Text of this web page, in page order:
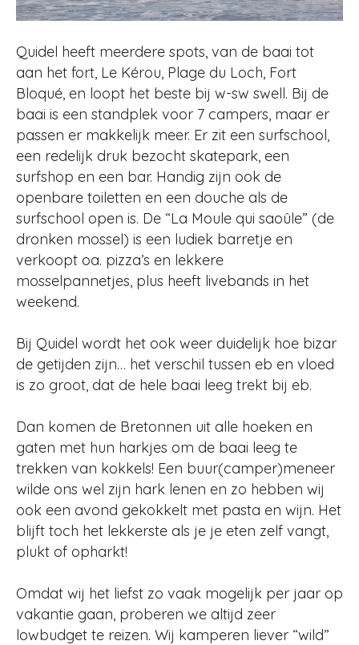
Quidel heeft meerdere spots, van de baai tot
aan het fort, Le Kérou, Plage du Loch, Fort
Bloqué, en loopt het beste bij w-sw swell. Bij de
baai is een standplek voor 7 campers, maar er
passen er makkelijk meer. Er zit een surfschool,
een redelijk druk bezocht skatepark, een
surfshop en een bar. Handig zijn ook de
openbare toiletten en een douche als de
surfschool open is. De “La Moule qui saoûle” (de
dronken mossel) is een ludiek barretje en
verkoopt oa. pizza’s en lekkere
mosselpannetjes, plus heeft livebands in het
weekend.
Bij Quidel wordt het ook weer duidelijk hoe bizar
de getijden zijn… het verschil tussen eb en vloed
is zo groot, dat de hele baai leeg trekt bij eb.
Dan komen de Bretonnen uit alle hoeken en
gaten met hun harkjes om de baai leeg te
trekken van kokkels! Een buur(camper)meneer
wilde ons wel zijn hark lenen en zo hebben wij
ook een avond gekokkelt met pasta en wijn. Het
blijft toch het lekkerste als je je eten zelf vangt,
plukt of opharkt!
Omdat wij het liefst zo vaak mogelijk per jaar op
vakantie gaan, proberen we altijd zeer
lowbudget te reizen. Wij kamperen liever “wild”